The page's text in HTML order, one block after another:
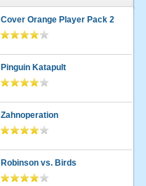
Cover Orange Player Pack 2
Pinguin Katapult
Zahnoperation
Robinson vs. Birds